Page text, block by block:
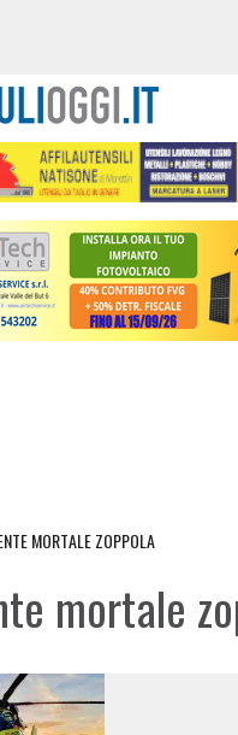
MORTALE ZOPPOLA
mortale